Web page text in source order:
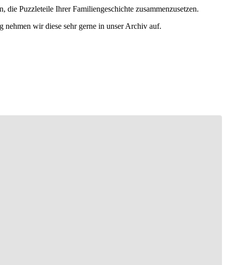
Puzzleteile Ihrer Familiengeschichte zusammenzusetzen.
nehmen wir diese sehr gerne in unser Archiv auf.